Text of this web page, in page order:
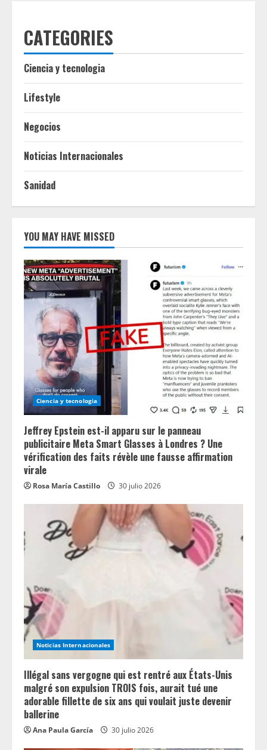
CATEGORIES
Ciencia y tecnologia
Lifestyle
Negocios
Noticias Internacionales
Sanidad
YOU MAY HAVE MISSED
Ciencia y tecnologia
Jeffrey Epstein est-il apparu sur le panneau
publicitaire Meta Smart Glasses à Londres ? Une
vérification des faits révèle une fausse affirmation
virale
Rosa María Castillo 30 julio 2026
Noticias Internacionales
Illégal sans vergogne qui est rentré aux États-Unis
malgré son expulsion TROIS fois, aurait tué une
adorable fillette de six ans qui voulait juste devenir
ballerine
Ana Paula García 30 julio 2026